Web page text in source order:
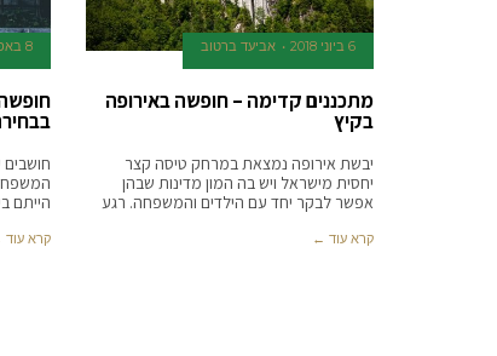
6 ביוני 2018 אביעד ברטוב
מתכננים קדימה – חופשה באירופה
בקיץ
יבשת אירופה נמצאת במרחק טיסה קצר
יחסית מישראל ויש בה המון מדינות שבהן
אפשר לבקר יחד עם הילדים והמשפחה. רגע
קרא עוד ←
8 באפריל 2018
הייתם
קרא עוד